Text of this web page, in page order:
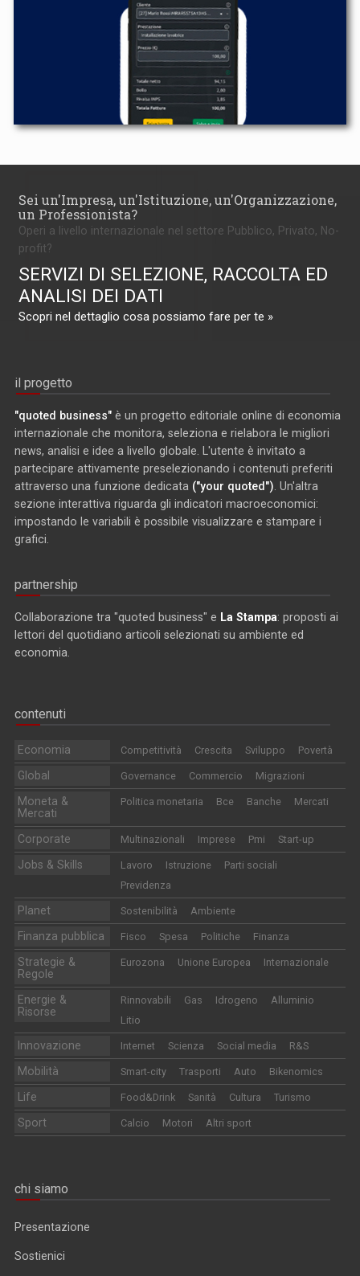
Sei un'Impresa, un'Istituzione, un'Organizzazione,
un Professionista?
Operi a livello internazionale nel settore Pubblico, Privato, No-
profit?
SERVIZI DI SELEZIONE, RACCOLTA ED
ANALISI DEI DATI
Scopri nel dettaglio cosa possiamo fare per te »
il progetto
"quoted business" è un progetto editoriale online di economia
internazionale che monitora, seleziona e rielabora le migliori
news, analisi e idee a livello globale. L'utente è invitato a
partecipare attivamente preselezionando i contenuti preferiti
attraverso una funzione dedicata ("your quoted"). Un'altra
sezione interattiva riguarda gli indicatori macroeconomici:
impostando le variabili è possibile visualizzare e stampare i
grafici.
partnership
Collaborazione tra "quoted business" e La Stampa: proposti ai
lettori del quotidiano articoli selezionati su ambiente ed
economia.
contenuti
Economia Competitività Crescita Sviluppo Povertà
Global Governance Commercio Migrazioni
Moneta &
Mercati
Politica monetaria Bce Banche Mercati
Corporate Multinazionali Imprese Pmi Start-up
Jobs & Skills Lavoro Istruzione
Parti sociali
Previdenza
Planet Sostenibilità Ambiente
Finanza pubblica Fisco Spesa Politiche Finanza
Strategie &
Regole
Eurozona Unione Europea Internazionale
Energie &
Risorse
Rinnovabili Gas Idrogeno
Alluminio
Litio
Innovazione Internet Scienza Social media R&S
Mobilità Smart-city Trasporti Auto Bikenomics
Life Food&Drink Sanità Cultura Turismo
Sport Calcio Motori Altri sport
chi siamo
Presentazione
Sostienici